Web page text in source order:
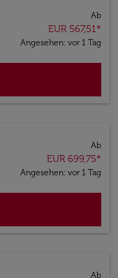
Ab
EUR 567,51*
Angesehen: vor 1 Tag
Ab
EUR 699,75*
Angesehen: vor 1 Tag
Ab